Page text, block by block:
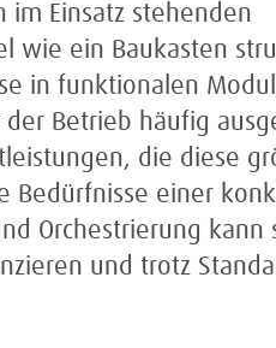
im Einsatz stehenden
wie ein Baukasten
in funktionalen
Betrieb häufig
die diese
Bedürfnisse einer
Orchestrierung kann
und trotz